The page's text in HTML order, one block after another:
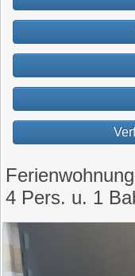
4 Pers. u. 1